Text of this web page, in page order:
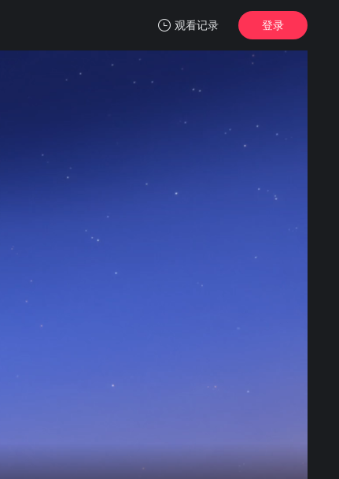
观看记录 登录